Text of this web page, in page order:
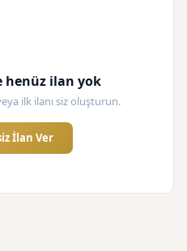
henüz ilan yok
ilk ilanı siz oluşturun.
İlan Ver